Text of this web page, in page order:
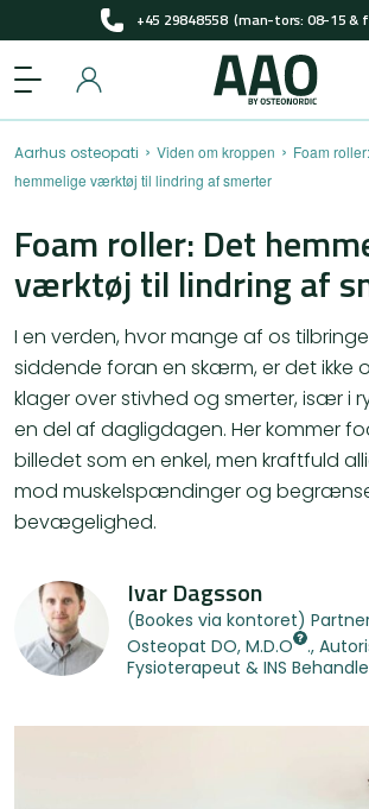
Få pladser til gratis screening i
+45 29848558(man-tors: 08-15 &
Få pladser til gratis screening i 2026
Aarhus osteopati › Viden om kroppen › Foam
hemmelige værktøj til lindring af smerter
Foam roller: Det
værktøj til lindring af
I en verden, hvor mange af os
siddende foran en skærm, er det ikke
klager over stivhed og smerter, især i
en del af dagligdagen. Her kommer
billedet som en enkel, men kraftfuld
mod muskelspændinger og
bevægelighed.
Ivar Dagsson
(Bookes via kontoret)
Osteopat DO, M.D.O
.,
Fysioterapeut & INS